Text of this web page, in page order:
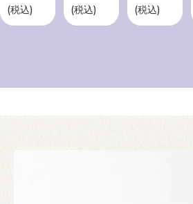
(税込)
(税込)
(税込)